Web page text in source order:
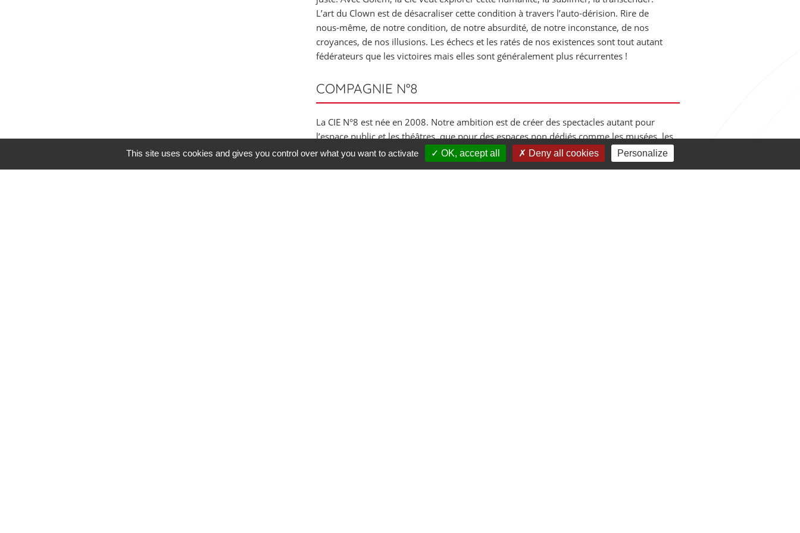
L’art du Clown est de désacraliser cette condition à travers l’auto-dérision. Rire de
nous-même, de notre condition, de notre absurdité, de notre inconstance, de nos
croyances, de nos illusions. Les échecs et les ratés de nos existences sont tout autant
fédérateurs que les victoires mais elles sont généralement plus récurrentes !
COMPAGNIE N°8
La CIE N°8 est née en 2008. Notre ambition est de créer des spectacles autant pour
l’espace public et les théâtres, que pour des espaces non dédiés comme les musées, les
centres commerciaux, les restaurants, les chenils…. Nous aimons faire du théâtre
invisible, surprendre les gens dans leur quotidien, les questionner, les amuser, les
This site uses cookies and gives you control over what you want to activate OK, accept all Deny all cookies Personalize